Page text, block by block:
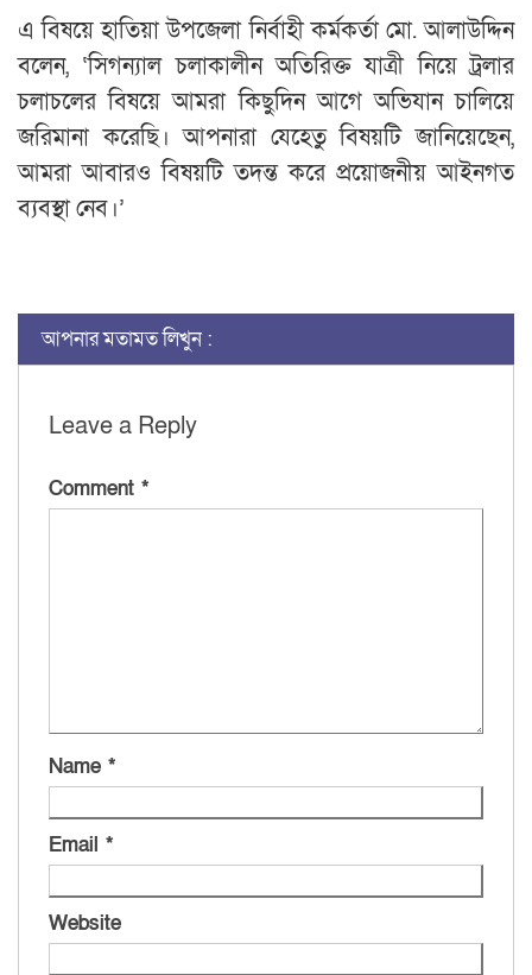
এ বিষয়ে হাতিয়া উপজেলা নির্বাহী কর্মকর্তা মো. আলাউদ্দিন
বলেন, ‘সিগন্যাল চলাকালীন অতিরিক্ত যাত্রী নিয়ে ট্রলার
চলাচলের বিষয়ে আমরা কিছুদিন আগে অভিযান চালিয়ে
জরিমানা করেছি। আপনারা যেহেতু বিষয়টি জানিয়েছেন,
আমরা আবারও বিষয়টি তদন্ত করে প্রয়োজনীয় আইনগত
ব্যবস্থা নেব।’
আপনার মতামত লিখুন :
Leave a Reply
Comment *
Name *
Email *
Website